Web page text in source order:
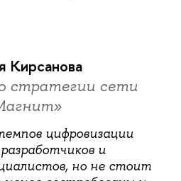
Кирсанова
стратегии сети
цифровизации
и
но не стоит